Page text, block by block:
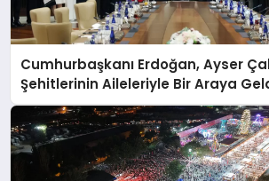
Cumhurbaşkanı Erdoğan, Ayser
Şehitlerinin Aileleriyle Bir Araya